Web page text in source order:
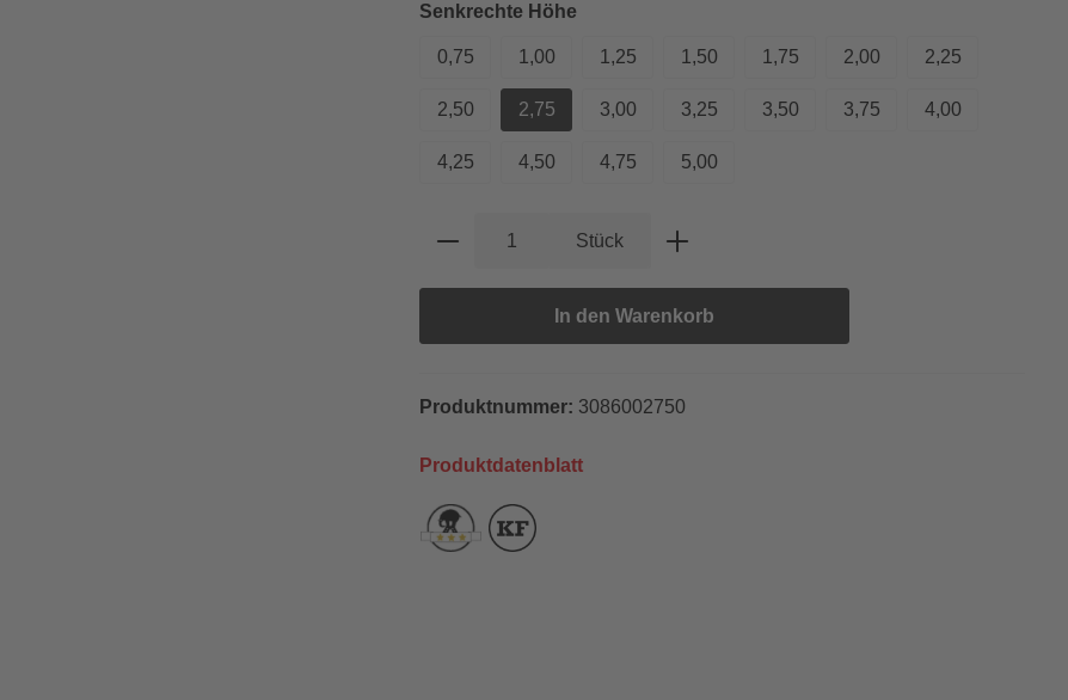
Senkrechte Höhe
0,75 1,00 1,25 1,50 1,75 2,00 2,25
2,50 2,75 3,00 3,25 3,50 3,75 4,00
4,25 4,50 4,75 5,00
Produkt Anzahl: Gib den gewünschten Wert ein
Stück
In den Warenkorb
Produktnummer: 3086002750
Produktdatenblatt